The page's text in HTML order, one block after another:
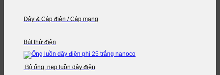
Dây & Cáp điện / Cáp mạng
Bút thử điện
Bộ ống, nẹp luồn dây điện